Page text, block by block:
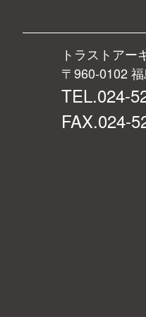
トラストアー
〒960-0102
TEL.024-
FAX.024-